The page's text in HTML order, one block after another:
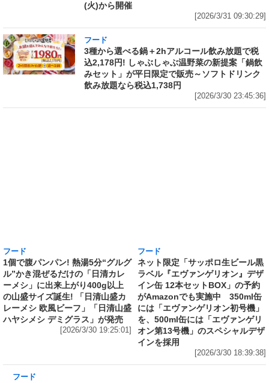
(火)から開催
[2026/3/31 09:30:29]
フード
3種から選べる鍋＋2hアルコール飲み放題で税
込2,178円! しゃぶしゃぶ温野菜の新提案「鍋飲
みセット」が平日限定で販売～ソフトドリンク
飲み放題なら税込1,738円
[2026/3/30 23:45:36]
レーメシ 欧風ビーフ」「日清山盛
ハヤシメシ デミグラス」が発売
[2026/3/30 19:25:01]
には「エヴァンゲリオン初号機」
を、500ml缶には「エヴァンゲリ
オン第13号機」のスペシャルデザ
インを採用
[2026/3/30 18:39:38]
フード
Amazonで、国産100％「超完熟梅」を贅沢に使
用した「サントリー梅酒〈山崎蒸溜所貯蔵梅
酒〉超完熟梅 2026 Limited Edition 750ml」の
予約受付中 『桃を想起させる芳醇な香りと味